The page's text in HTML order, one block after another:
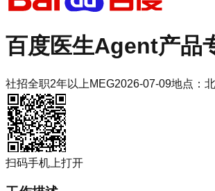
百度医生Agent产品
社招全职2年以上 MEG2026-07-09地点：
扫码手机上打开